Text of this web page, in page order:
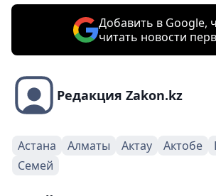
Добавить в Google,
читать новости
Редакция Zakon.kz
Астана Алматы Актау Актобе
Семей